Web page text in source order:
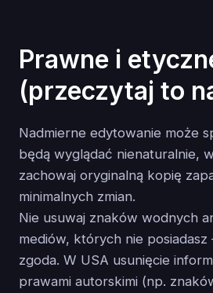
Prawne i
(przeczytaj to
Nadmierne edytowanie może
będą wyglądać nienaturalnie,
zachowaj oryginalną kopię
minimalnych zmian.
Nie usuwaj znaków wodnych
mediów, których nie
zgoda. W USA usunięcie
prawami autorskimi (np.